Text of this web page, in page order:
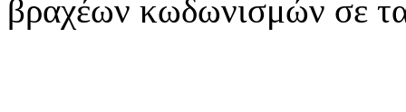
βραχέων κωδωνισμών σε